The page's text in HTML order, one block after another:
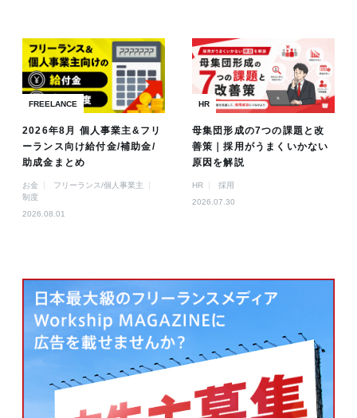
FREELANCE
2026年8月 個人事業主&フリ
ーランス向け給付金/補助金/
助成金まとめ
お金
フリーランス/個人事業主
制度
2026.08.01
HR
母集団形成の7つの課題と改
善策｜採用がうまくいかない
原因を解説
HR
採用
2026.07.30